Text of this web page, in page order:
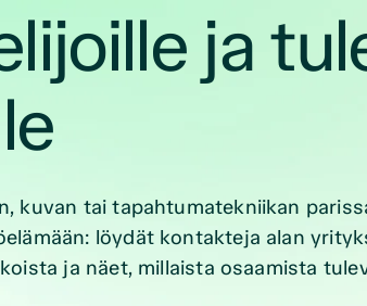
ja
kuvan tai tapahtumatekniikan
löydät kontakteja alan
ja näet, millaista osaamista